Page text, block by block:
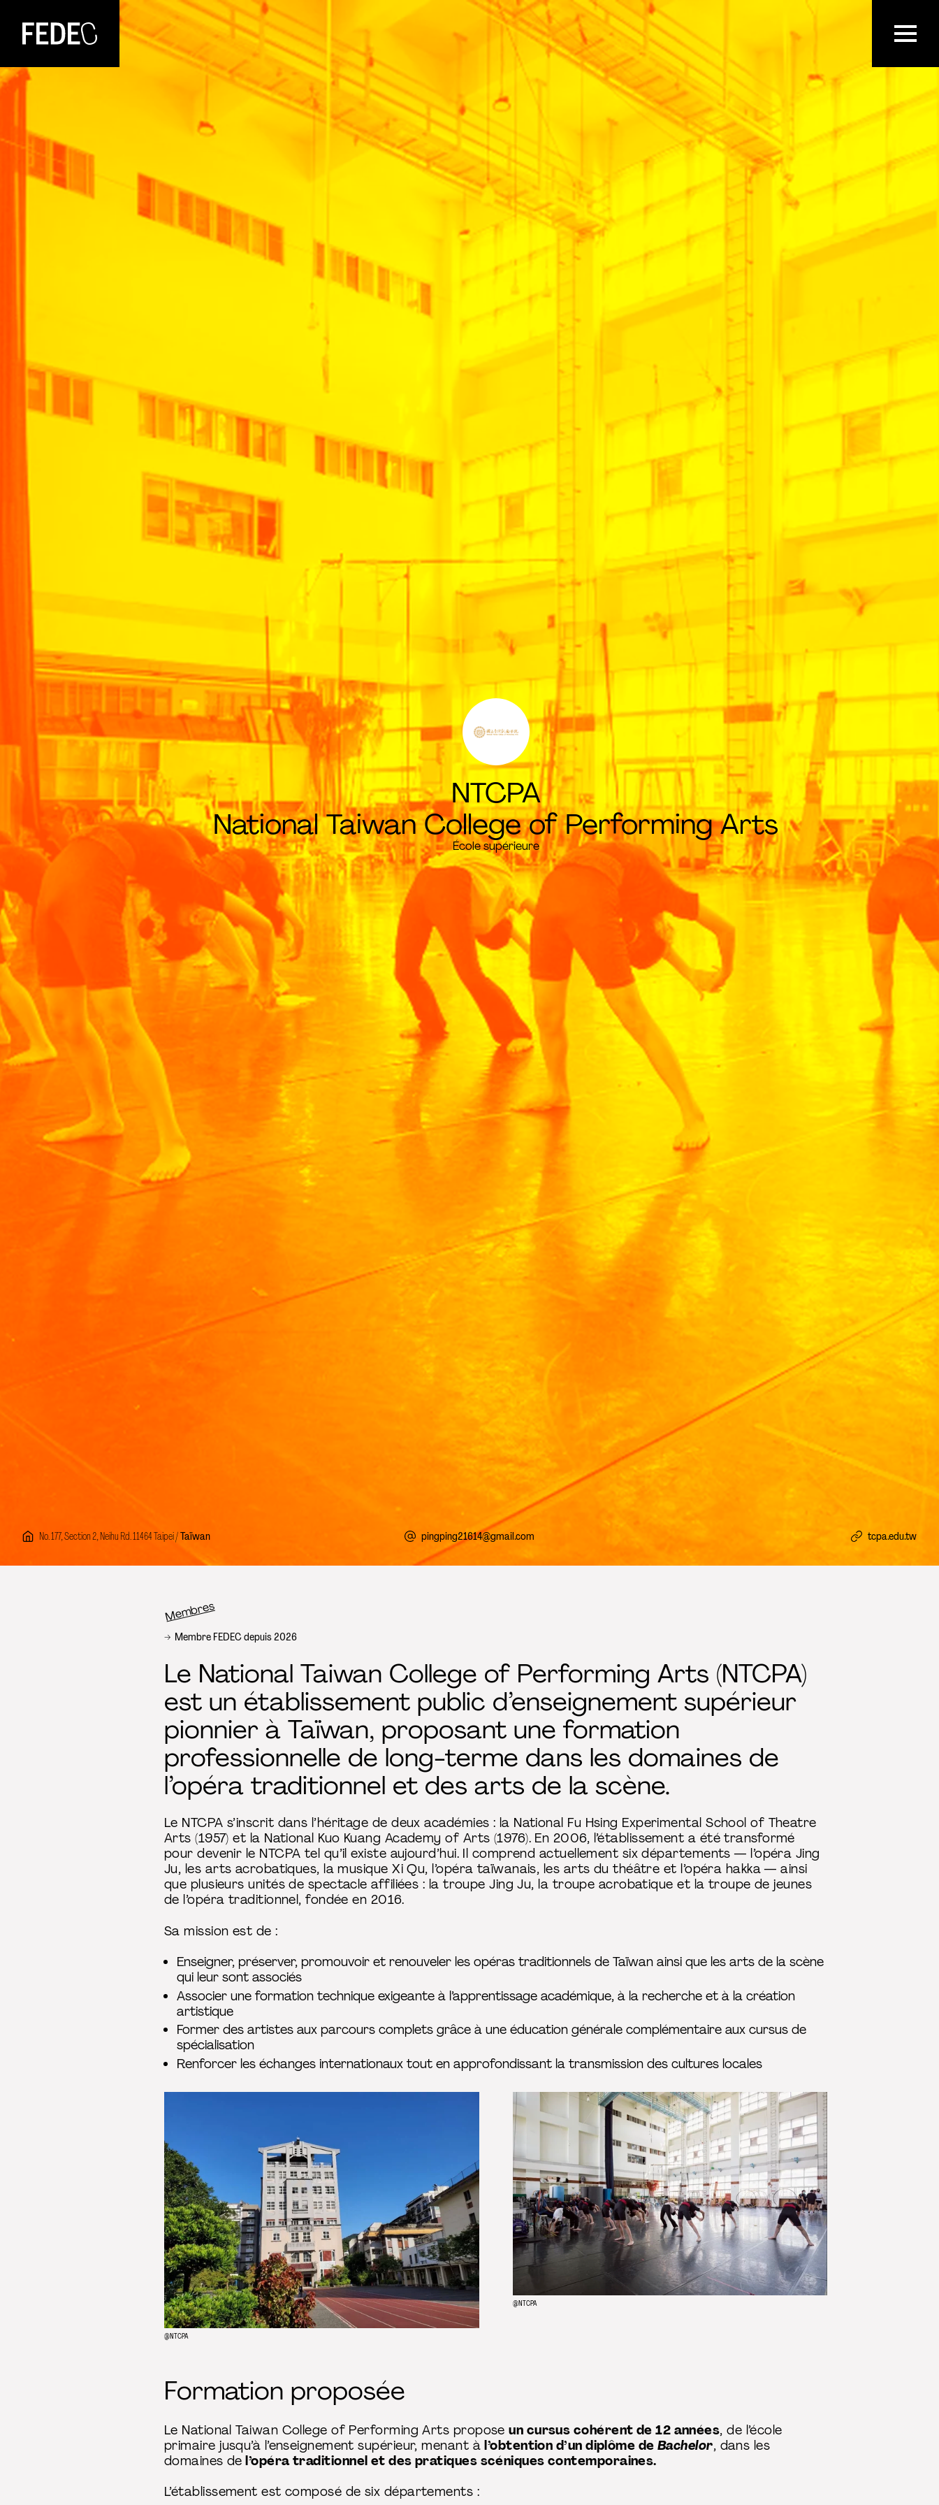
FEDEC
NTCPA
National Taiwan College of Performing Arts
École supérieure
No. 177, Section 2, Neihu Rd. 11464 Taipei /Taïwan pingping21614@gmail.com tcpa.edu.tw
Fil d’Ariane
Membres
Membre FEDEC depuis 2026
Le National Taiwan College of Performing Arts (NTCPA)
est un établissement public d’enseignement supérieur
pionnier à Taïwan, proposant une formation
professionnelle de long-terme dans les domaines de
l’opéra traditionnel et des arts de la scène.
Le NTCPA s’inscrit dans l’héritage de deux académies : la National Fu Hsing Experimental School of Theatre
Arts (1957) et la National Kuo Kuang Academy of Arts (1976). En 2006, l’établissement a été transformé
pour devenir le NTCPA tel qu’il existe aujourd’hui. Il comprend actuellement six départements — l’opéra Jing
Ju, les arts acrobatiques, la musique Xi Qu, l’opéra taïwanais, les arts du théâtre et l’opéra hakka — ainsi
que plusieurs unités de spectacle affiliées : la troupe Jing Ju, la troupe acrobatique et la troupe de jeunes
de l’opéra traditionnel, fondée en 2016.
Sa mission est de :
Enseigner, préserver, promouvoir et renouveler les opéras traditionnels de Taïwan ainsi que les arts de la scène
qui leur sont associés
Associer une formation technique exigeante à l’apprentissage académique, à la recherche et à la création
artistique
Former des artistes aux parcours complets grâce à une éducation générale complémentaire aux cursus de
spécialisation
Renforcer les échanges internationaux tout en approfondissant la transmission des cultures locales
@NTCPA
@NTCPA
Formation proposée
Le National Taiwan College of Performing Arts proposeun cursus cohérent de 12 années, de l’école
primaire jusqu’à l’enseignement supérieur, menant àl’obtention d’un diplôme deBachelor, dans les
domaines de l’opéra traditionnel et des pratiques scéniques contemporaines.
L’établissement est composé de six départements :